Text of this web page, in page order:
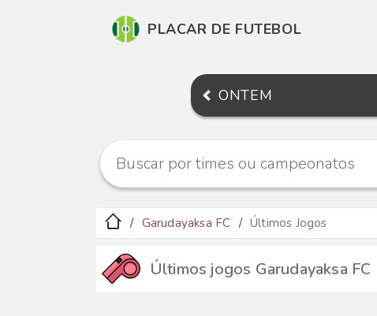
PLACAR DE FUTEBOL
ONTEM
Garudayaksa FC Últimos Jogos
Últimos jogos Garudayaksa FC